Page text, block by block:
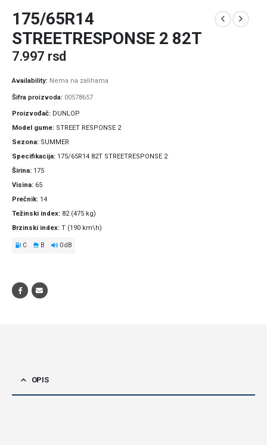
175/65R14
STREETRESPONSE 2 82T
7.997 rsd
Availability: Nema na zalihama
Šifra proizvoda: 00578657
Proizvođač
DUNLOP
Model gume STREET RESPONSE 2
Sezona SUMMER
Specifikacija 175/65R14 82T STREETRESPONSE 2
Širina 175
Visina 65
Prečnik 14
Težinski index 82 (475 kg)
Brzinski index T (190 km\h)
C B 0 dB
OPIS